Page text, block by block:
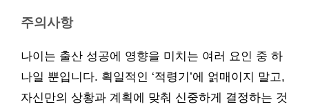
주의사항
나이는 출산 성공에 영향을 미치는 여러 요인 중 하
나일 뿐입니다. 획일적인 ‘적령기’에 얽매이지 말고,
자신만의 상황과 계획에 맞춰 신중하게 결정하는 것